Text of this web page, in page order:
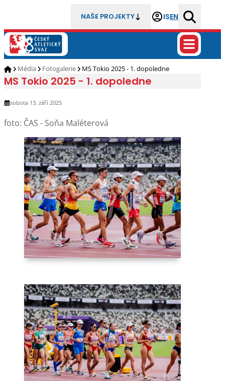
NAŠE PROJEKTY ISEN
Média Fotogalerie MS Tokio 2025 - 1. dopoledne
MS Tokio 2025 - 1. dopoledne
sobota 13. září 2025
foto: ČAS - Soňa Maléterová